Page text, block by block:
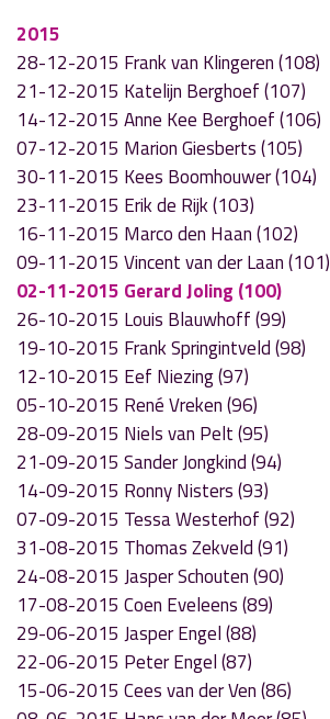
2015
28-12-2015 Frank van Klingeren (108)
21-12-2015 Katelijn Berghoef (107)
14-12-2015 Anne Kee Berghoef (106)
07-12-2015 Marion Giesberts (105)
30-11-2015 Kees Boomhouwer (104)
23-11-2015 Erik de Rijk (103)
16-11-2015 Marco den Haan (102)
09-11-2015 Vincent van der Laan (101)
02-11-2015 Gerard Joling (100)
26-10-2015 Louis Blauwhoff (99)
19-10-2015 Frank Springintveld (98)
12-10-2015 Eef Niezing (97)
05-10-2015 René Vreken (96)
28-09-2015 Niels van Pelt (95)
21-09-2015 Sander Jongkind (94)
14-09-2015 Ronny Nisters (93)
07-09-2015 Tessa Westerhof (92)
31-08-2015 Thomas Zekveld (91)
24-08-2015 Jasper Schouten (90)
17-08-2015 Coen Eveleens (89)
29-06-2015 Jasper Engel (88)
22-06-2015 Peter Engel (87)
15-06-2015 Cees van der Ven (86)